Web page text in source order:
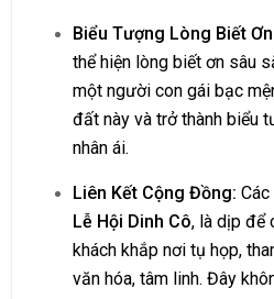
Biểu Tượng Lòng Biết
thể hiện lòng biết ơn sâu
một người con gái bạc
đất này và trở thành biểu
nhân ái.
Liên Kết Cộng Đồng:
Lễ Hội Dinh Cô, là dịp để
khách khắp nơi tụ họp,
văn hóa, tâm linh. Đây